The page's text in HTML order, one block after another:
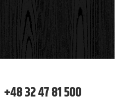
+48 32 47 81 500